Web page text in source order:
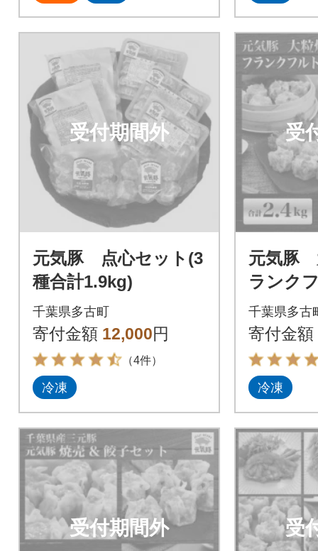
受付期間外
元気豚 点心セット(3
種合計1.9kg)
千葉県多古町
寄付金額 12,000円
（4件）
冷凍
受
元気豚
ランク
ト
千葉県多古
寄付金額
冷凍
受付期間外 受